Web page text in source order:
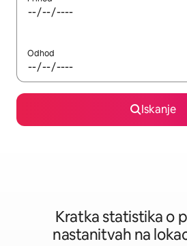
Odhod
Iskanje
Kratka statistika o
nastanitvah na